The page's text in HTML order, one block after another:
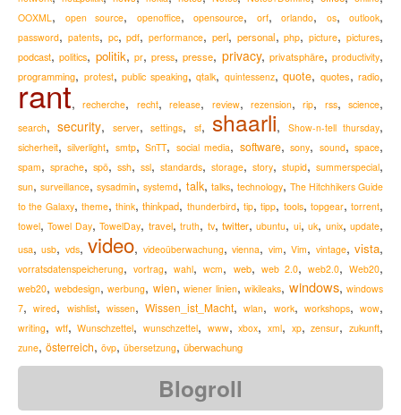
OOXML, open source, openoffice, opensource, orf, orlando, os, outlook,
password, patents, pc,pdf,performance, perl, personal,php,picture,pictures,
podcast,politics, politik, pr, press,presse, privacy, privatsphäre, productivity,
programming, protest, public speaking, qtalk, quintessenz, quote, quotes, radio,
rant,recherche, recht,release, review, rezension,rip, rss, science,
search,security, server,settings, sf, shaarli, Show-n-tell thursday,
sicherheit,silverlight, smtp,SnTT, social media, software,sony, sound,space,
spam, sprache, spö, ssh, ssl, standards, storage, story, stupid, summerspecial,
sun,surveillance,sysadmin,systemd, talk, talks, technology, The Hitchhikers Guide
to the Galaxy, theme,think,thinkpad, thunderbird, tip,tipp, tools, topgear,torrent,
towel,Towel Day,TowelDay, travel,truth, tv, twitter,ubuntu, ui,uk, unix,update,
usa,usb, vds,video, videoüberwachung,vienna, vim,Vim, vintage,vista,
vorratsdatenspeicherung,vortrag,wahl,wcm, web, web 2.0, web2.0, Web20,
web20, webdesign, werbung, wien, wiener linien, wikileaks, windows, windows
7,wired, wishlist, wissen, Wissen_ist_Macht,wlan, work, workshops, wow,
writing, wtf,Wunschzettel,wunschzettel, www,xbox,xml, xp,zensur,zukunft,
zune, österreich, övp, übersetzung, überwachung
Blogroll